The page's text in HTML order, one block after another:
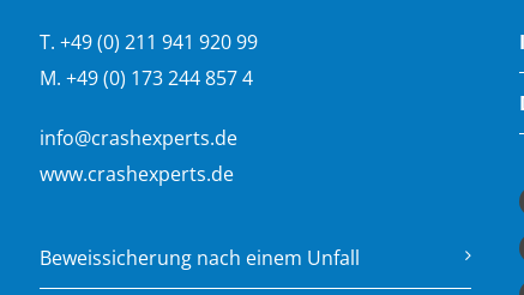
T. +49 (0) 211 941 920 99
M. +49 (0) 173 244 857 4
info@crashexperts.de
www.crashexperts.de
Beweissicherung nach einem Unfall